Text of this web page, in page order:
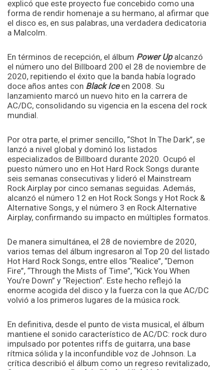
explicó que este proyecto fue concebido como una
forma de rendir homenaje a su hermano, al afirmar que
el disco es, en sus palabras, una verdadera dedicatoria
a Malcolm.
En términos de recepción, el álbum Power Upalcanzó
el número uno del Billboard 200 el 28 de noviembre de
2020, repitiendo el éxito que la banda había logrado
doce años antes con Black Iceen 2008. Su
lanzamiento marcó un nuevo hito en la carrera de
AC/DC, consolidando su vigencia en la escena del rock
mundial.
Por otra parte, el primer sencillo, “Shot In The Dark”, se
lanzó a nivel global y dominó los listados
especializados de Billboard durante 2020. Ocupó el
puesto número uno en Hot Hard Rock Songs durante
seis semanas consecutivas y lideró el Mainstream
Rock Airplay por cinco semanas seguidas. Además,
alcanzó el número 12 en Hot Rock Songs y Hot Rock &
Alternative Songs, y el número 3 en Rock Alternative
Airplay, confirmando su impacto en múltiples formatos.
De manera simultánea, el 28 de noviembre de 2020,
varios temas del álbum ingresaron al Top 20 del listado
Hot Hard Rock Songs, entre ellos “Realice”, “Demon
Fire”, “Through the Mists of Time”, “Kick You When
You’re Down” y “Rejection”. Este hecho reflejó la
enorme acogida del disco y la fuerza con la que AC/DC
volvió a los primeros lugares de la música rock.
En definitiva, desde el punto de vista musical, el álbum
mantiene el sonido característico de AC/DC: rock duro
impulsado por potentes riffs de guitarra, una base
rítmica sólida y la inconfundible voz de Johnson. La
crítica describió el álbum como un regreso revitalizado,